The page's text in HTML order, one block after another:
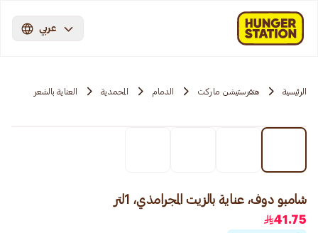
عربي
الرئيسية هنقرستيشن ماركت الدمام المحمدية العناية بالشعر
شامبو دوف، عناية بالزيت المجرامذي، 1لتر
41.75